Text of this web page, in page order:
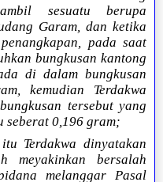
sesuatu berupa
Garam, dan ketika
pada saat
bungkusan kantong
di dalam bungkusan
kemudian Terdakwa
tersebut yang
seberat 0,196 gram;
Terdakwa dinyatakan
meyakinkan bersalah
melanggar Pasal